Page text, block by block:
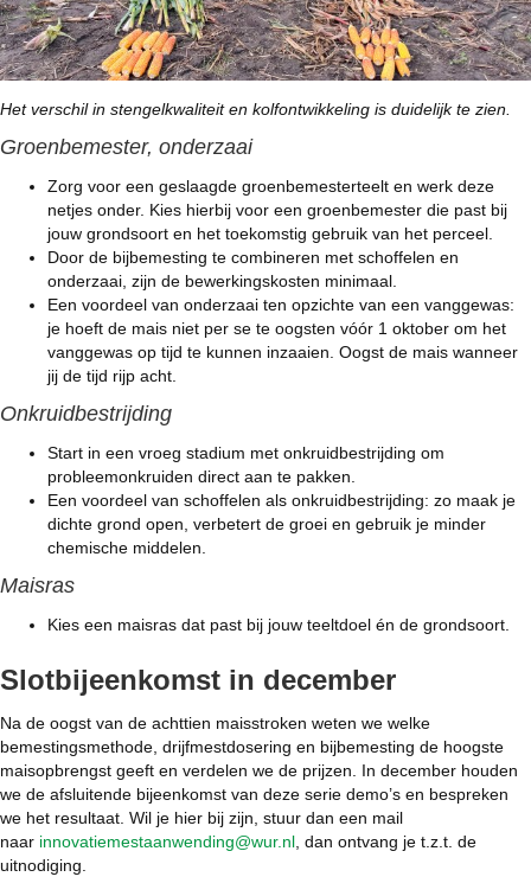
Het verschil in stengelkwaliteit en kolfontwikkeling is duidelijk te zien.
Groenbemester, onderzaai
Zorg voor een geslaagde groenbemesterteelt en werk deze
netjes onder. Kies hierbij voor een groenbemester die past bij
jouw grondsoort en het toekomstig gebruik van het perceel.
Door de bijbemesting te combineren met schoffelen en
onderzaai, zijn de bewerkingskosten minimaal.
Een voordeel van onderzaai ten opzichte van een vanggewas:
je hoeft de mais niet per se te oogsten vóór 1 oktober om het
vanggewas op tijd te kunnen inzaaien. Oogst de mais wanneer
jij de tijd rijp acht.
Onkruidbestrijding
Start in een vroeg stadium met onkruidbestrijding om
probleemonkruiden direct aan te pakken.
Een voordeel van schoffelen als onkruidbestrijding: zo maak je
dichte grond open, verbetert de groei en gebruik je minder
chemische middelen.
Maisras
Kies een maisras dat past bij jouw teeltdoel én de grondsoort.
Slotbijeenkomst in december
Na de oogst van de achttien maisstroken weten we welke
bemestingsmethode, drijfmestdosering en bijbemesting de hoogste
maisopbrengst geeft en verdelen we de prijzen. In december houden
we de afsluitende bijeenkomst van deze serie demo’s en bespreken
we het resultaat. Wil je hier bij zijn, stuur dan een mail
naar innovatiemestaanwending@wur.nl , dan ontvang je t.z.t. de
uitnodiging.